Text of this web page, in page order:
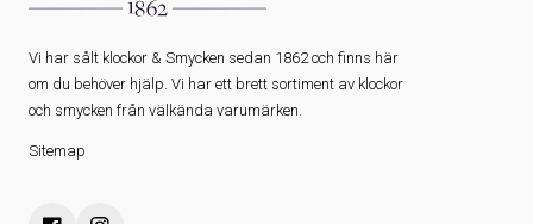
Vi har sålt klockor & Smycken sedan 1862 och finns här
om du behöver hjälp. Vi har ett brett sortiment av klockor
och smycken från välkända varumärken.
Sitemap